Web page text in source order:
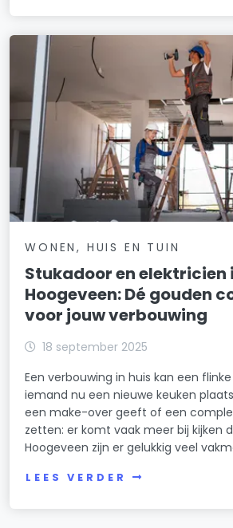
WONEN, HUIS EN TUIN
Stukadoor en elektricien
Hoogeveen: Dé gouden
voor jouw verbouwing
18 september 2025
Een verbouwing in huis kan een
iemand nu een nieuwe keuken
een make-over geeft of een
zetten: er komt vaak meer bij kijken
Hoogeveen zijn er gelukkig veel
LEES VERDER